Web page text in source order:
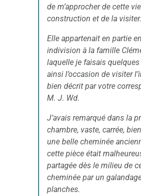
de m’approcher de cette
construction et de la visiter.
Elle appartenait en partie en
indivision à la famille
laquelle je faisais
ainsi l’occasion de visiter
bien décrit par votre
M. J. Wd.
J’avais remarqué dans la
chambre, vaste, carrée,
une belle cheminée
cette pièce était
partagée dès le milieu de
cheminée par un
planches.